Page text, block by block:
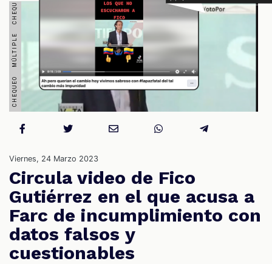
Viernes, 24 Marzo 2023
Circula video de Fico
Gutiérrez en el que acusa a
Farc de incumplimiento con
datos falsos y
cuestionables